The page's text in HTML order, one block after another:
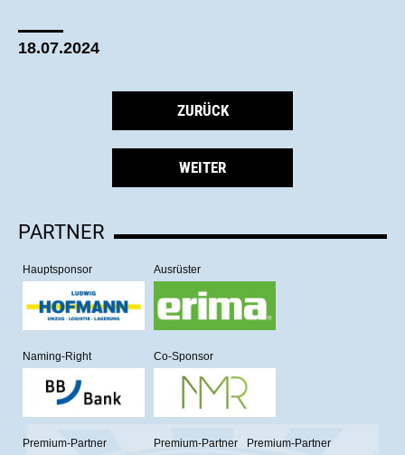
18.07.2024
ZURÜCK
WEITER
PARTNER
Hauptsponsor Ausrüster
Naming-Right Co-Sponsor
Premium-Partner Premium-Partner Premium-Partner